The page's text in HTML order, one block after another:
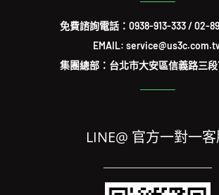
免費諮詢電話： 0938-913-333/02-
EMAIL:
集團總部：台北市大安區信義路三段
LINE@ 官方一對一